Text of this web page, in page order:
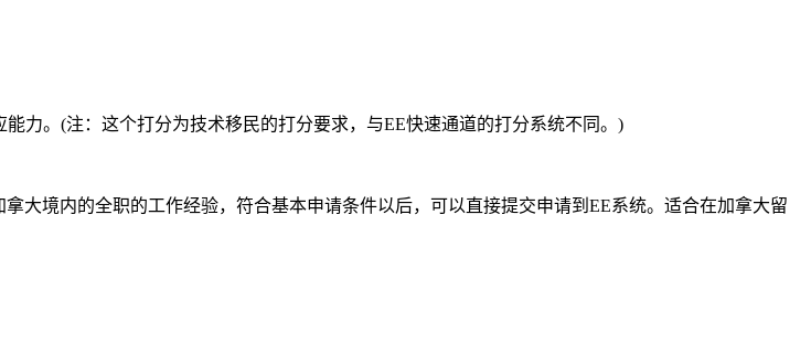
力。(注：这个打分为技术移民的打分要求，与EE快速通道的打分系统不同。)
拿大境内的全职的工作经验，符合基本申请条件以后，可以直接提交申请到EE系统。适合在加拿大留